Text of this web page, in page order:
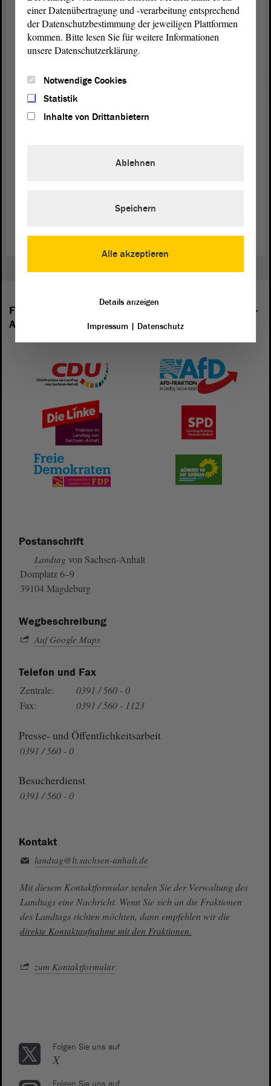
Vertretungen zu erörtern sein, ob die Abkehr vom
Alleinverdienermodell tatsächlich der Einsicht in die
Lebensrealität folgt oder, so der Vorwurf von
gewerkschaftlicher Seite, eher dabei helfen soll, das
Landesregierung
also im Finanzausschuss, und votieren für eine
Zurück zur Landtagssitzung
Folgende Fraktionen sind im Landtag von Sachsen-
Anhalt vertreten:
Postanschrift
Landtag von Sachsen-Anhalt
Domplatz 6–9
39104 Magdeburg
Wegbeschreibung
Auf Google Maps
Telefon und Fax
Zentrale:
0391 / 560 - 0
Fax:
0391 / 560 - 1123
Presse- und Öffentlichkeitsarbeit
0391 / 560 - 0
Besucherdienst
0391 / 560 - 0
Kontakt
landtag@lt.sachsen-anhalt.de
Mit diesem Kontaktformular senden Sie der Verwaltung des
Landtags eine Nachricht. Wenn Sie sich an die Fraktionen
des Landtags richten möchten, dann empfehlen wir die
direkte Kontaktaufnahme mit den Fraktionen.
zum Kontaktformular
Folgen Sie uns auf
X
einer Datenübertragung und -verarbeitung entsprechend
der Datenschutzbestimmung der jeweiligen Plattformen
kommen. Bitte lesen Sie für weitere Informationen
unsere Datenschutzerklärung.
Notwendige Cookies
Statistik
Inhalte von Drittanbietern
Alle akzeptieren
Ablehnen
Speichern
Details anzeigen
Impressum| Datenschutz